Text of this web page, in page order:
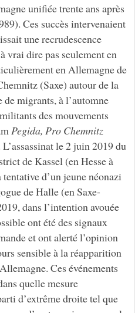
unifiée trente ans après
Ces succès intervenaient
une recrudescence
vrai dire pas seulement en
en Allemagne de
(Saxe) autour de la
migrants, à l’automne
des mouvements
Pegida, Pro Chemnitz
le 2 juin 2019 du
de Kassel (en Hesse à
d’un jeune néonazi
de Halle (en Saxe-
dans l’intention avouée
ont été des signaux
et ont alerté l’opinion
sensible à la réapparition
Ces événements
quelle mesure
d’extrême droite tel que